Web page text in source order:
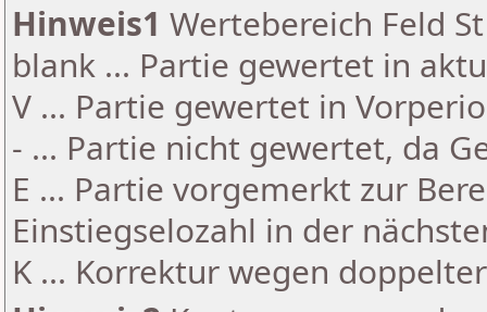
Hinweis1 Wertebereich Feld
blank ... Partie gewertet in
V ... Partie gewertet in
- ... Partie nicht gewertet, da
E ... Partie vorgemerkt zur
Einstiegselozahl in der
K ... Korrektur wegen